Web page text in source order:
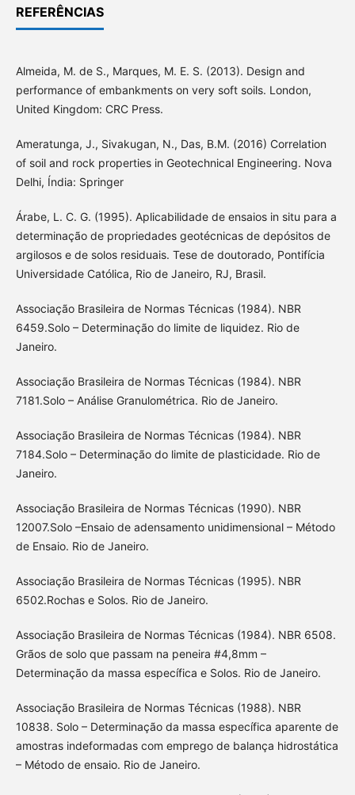
REFERÊNCIAS
Almeida, M. de S., Marques, M. E. S. (2013). Design and
performance of embankments on very soft soils. London,
United Kingdom: CRC Press.
Ameratunga, J., Sivakugan, N., Das, B.M. (2016) Correlation
of soil and rock properties in Geotechnical Engineering. Nova
Delhi, Índia: Springer
Árabe, L. C. G. (1995). Aplicabilidade de ensaios in situ para a
determinação de propriedades geotécnicas de depósitos de
argilosos e de solos residuais. Tese de doutorado, Pontifícia
Universidade Católica, Rio de Janeiro, RJ, Brasil.
Associação Brasileira de Normas Técnicas (1984). NBR
6459.Solo – Determinação do limite de liquidez. Rio de
Janeiro.
Associação Brasileira de Normas Técnicas (1984). NBR
7181.Solo – Análise Granulométrica. Rio de Janeiro.
Associação Brasileira de Normas Técnicas (1984). NBR
7184.Solo – Determinação do limite de plasticidade. Rio de
Janeiro.
Associação Brasileira de Normas Técnicas (1990). NBR
12007.Solo –Ensaio de adensamento unidimensional – Método
de Ensaio. Rio de Janeiro.
Associação Brasileira de Normas Técnicas (1995). NBR
6502.Rochas e Solos. Rio de Janeiro.
Associação Brasileira de Normas Técnicas (1984). NBR 6508.
Grãos de solo que passam na peneira #4,8mm –
Determinação da massa específica e Solos. Rio de Janeiro.
Associação Brasileira de Normas Técnicas (1988). NBR
10838. Solo – Determinação da massa específica aparente de
amostras indeformadas com emprego de balança hidrostática
– Método de ensaio. Rio de Janeiro.